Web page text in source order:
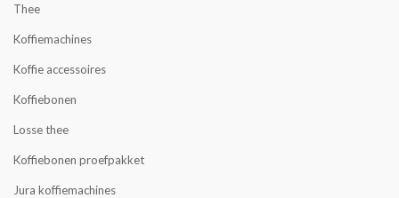
Thee
Koffiemachines
Koffie accessoires
Koffiebonen
Losse thee
Koffiebonen proefpakket
Jura koffiemachines